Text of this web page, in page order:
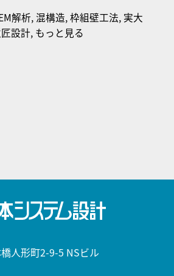
人形町2-9-5 NSビル
解析,混構造,枠組壁工法, 実大
設計, もっと見る